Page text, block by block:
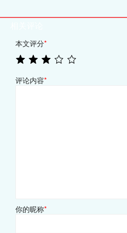
本文评分*
评论内容*
你的昵称*